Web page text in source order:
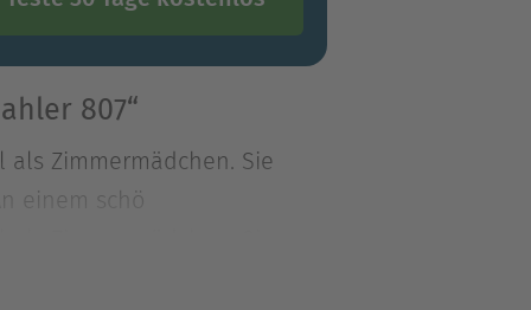
807“
Zimmermädchen. Sie
einem schö
einem schönen